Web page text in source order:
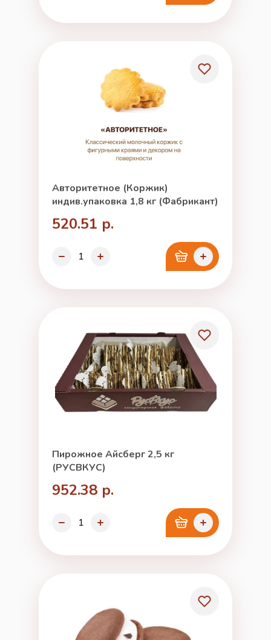
Авторитетное (Коржик)
индив.упаковка 1,8 кг (Фабрикант)
520.51 р.
Пирожное Айсберг 2,5 кг
(РУСВКУС)
952.38 р.